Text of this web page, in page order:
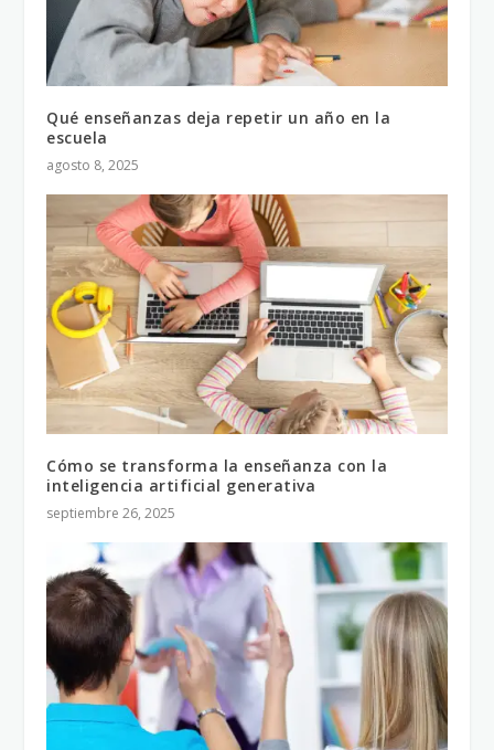
Qué enseñanzas deja repetir un año en la
escuela
agosto 8, 2025
Cómo se transforma la enseñanza con la
inteligencia artificial generativa
septiembre 26, 2025